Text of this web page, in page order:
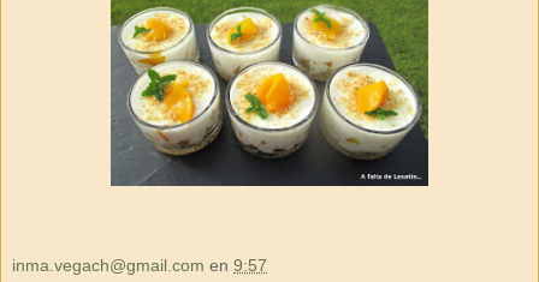
inma.vegach@gmail.com en 9:57